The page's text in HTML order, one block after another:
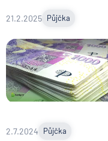
21.2.2025 Půjčka
2.7.2024 Půjčka